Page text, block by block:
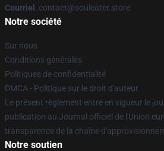
Courriel : contact@souleater.store
Notre société
Sur nous
Conditions générales
Politiques de confidentialité
DMCA - Politique sur le droit d'auteur
Le présent règlement entre en vigueur le
publication au Journal officiel de l'Union
transparence de la chaîne
Notre soutien